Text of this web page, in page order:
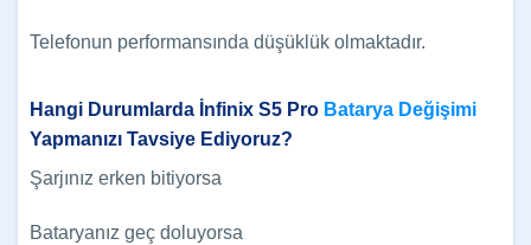
Telefonun performansında düşüklük olmaktadır.
Hangi Durumlarda İnfinix S5 Pro Batarya Değişimi
Yapmanızı Tavsiye Ediyoruz?
Şarjınız erken bitiyorsa
Bataryanız geç doluyorsa